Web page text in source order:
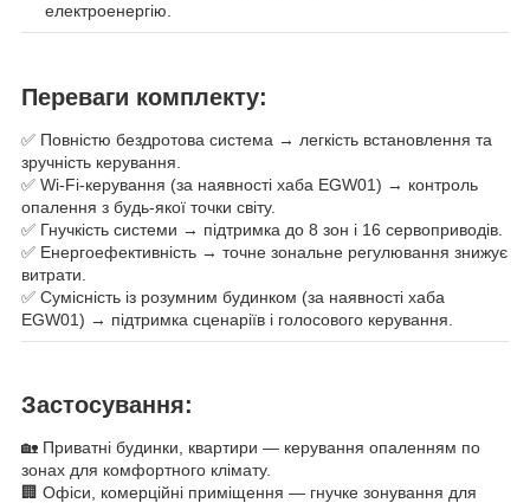
електроенергію.
Переваги комплекту:
✅ Повністю бездротова система → легкість встановлення та
зручність керування.
✅ Wi-Fi-керування (за наявності хаба EGW01) → контроль
опалення з будь-якої точки світу.
✅ Гнучкість системи → підтримка до 8 зон і 16 сервоприводів.
✅ Енергоефективність → точне зональне регулювання знижує
витрати.
✅ Сумісність із розумним будинком (за наявності хаба
EGW01) → підтримка сценаріїв і голосового керування.
Застосування:
🏡 Приватні будинки, квартири — керування опаленням по
зонах для комфортного клімату.
🏢 Офіси, комерційні приміщення — гнучке зонування для